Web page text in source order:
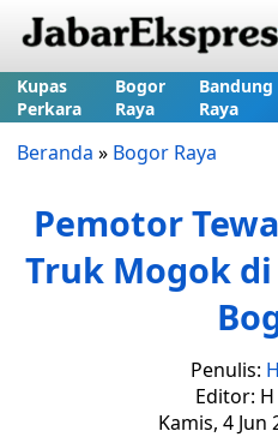
Kupas
Perkara
Bogor
Raya
Bandung
Raya
Beranda » Bogor Raya
Pemotor
Truk Mogok
Penulis:
Editor:
Kamis, 4 Jun